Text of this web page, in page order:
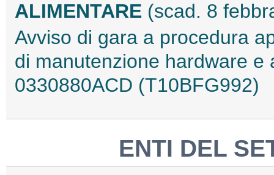
ALIMENTARE (scad. 8
Avviso di gara a procedura
di manutenzione hardware e
0330880ACD (T10BFG992)
ENTI DEL